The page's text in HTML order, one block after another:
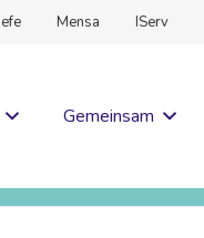
Mensa IServ
Gemeinsam